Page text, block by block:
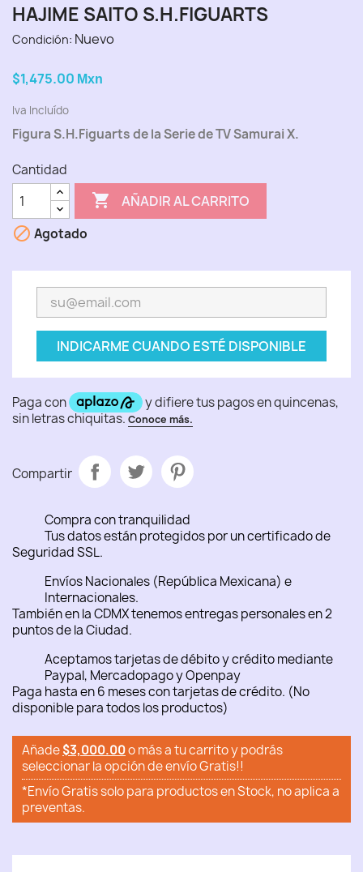
HAJIME SAITO S.H.FIGUARTS
Condición: Nuevo
$1,475.00 Mxn
Iva Incluído
Figura S.H.Figuarts de la Serie de TV Samurai X.
Cantidad
 AÑADIR AL CARRITO
 Agotado
INDICARME CUANDO ESTÉ DISPONIBLE
Compartir
Compra con tranquilidad
Tus datos están protegidos por un certificado de
Seguridad SSL.
Envíos Nacionales (República Mexicana) e
Internacionales.
También en la CDMX tenemos entregas personales en 2
puntos de la Ciudad.
Aceptamos tarjetas de débito y crédito mediante
Paypal, Mercadopago y Openpay
Paga hasta en 6 meses con tarjetas de crédito. (No
disponible para todos los productos)
Añade$3,000.00o más a tu carrito y podrás
seleccionar la opción de envío Gratis!!
*Envío Gratis solo para productos en Stock, no aplica a
preventas.